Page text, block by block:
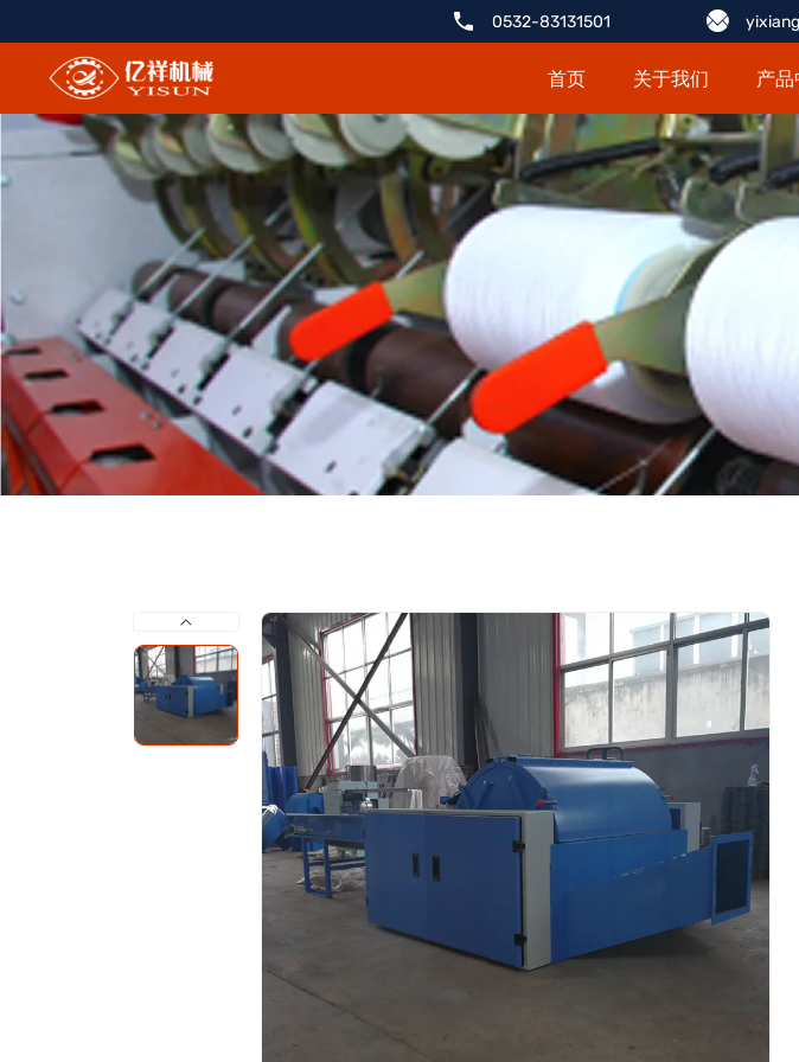
YX108
子
绒
松
机
0532-83131501
首页 关于我们 产